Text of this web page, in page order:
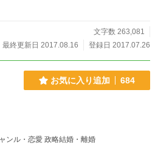
文字数 263,081
最終更新日 2017.08.16
登録日 2017.07.26
お気に入り追加 684
ンル・恋愛 政略結婚・離婚